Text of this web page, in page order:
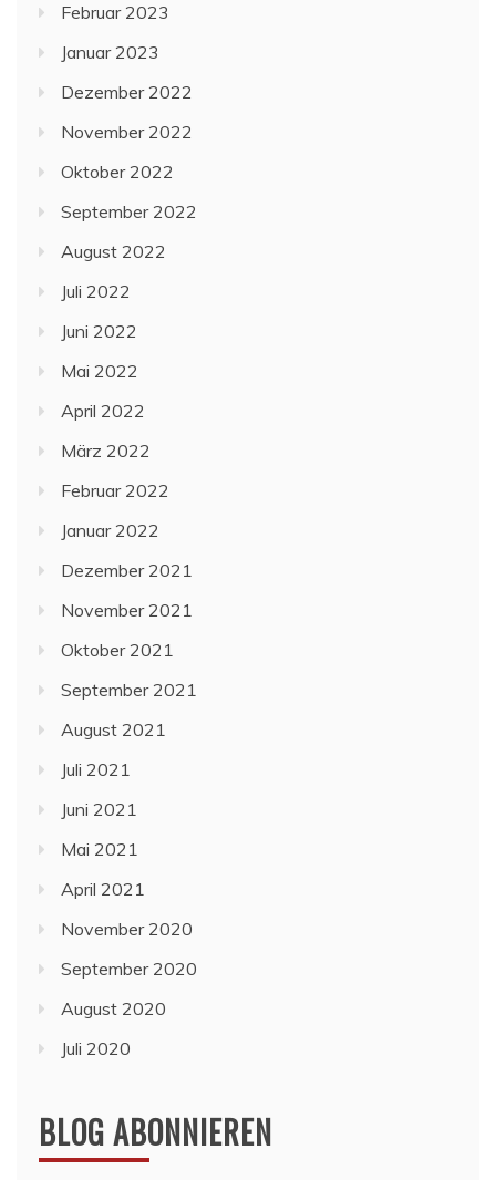
Februar 2023
Januar 2023
Dezember 2022
November 2022
Oktober 2022
September 2022
August 2022
Juli 2022
Juni 2022
Mai 2022
April 2022
März 2022
Februar 2022
Januar 2022
Dezember 2021
November 2021
Oktober 2021
September 2021
August 2021
Juli 2021
Juni 2021
Mai 2021
April 2021
November 2020
September 2020
August 2020
Juli 2020
BLOG ABONNIEREN